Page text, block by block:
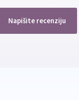
Napišite recenziju